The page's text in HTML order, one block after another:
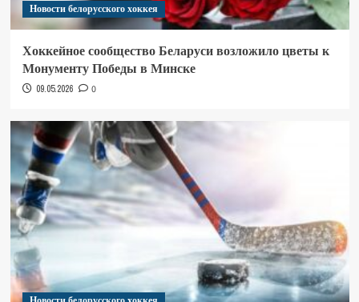
Новости белорусского хоккея
Хоккейное сообщество Беларуси возложило цветы к
Монументу Победы в Минске
09.05.2026 0